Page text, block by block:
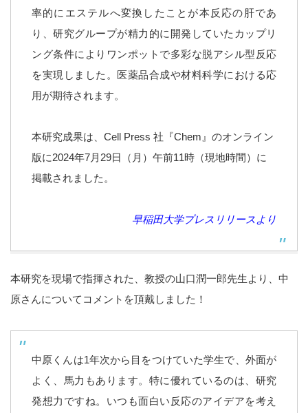
率的にエステルへ変換したことが本反応の肝であ
り、研究グループが精力的に開発していたカップリ
ング条件によりワンポットで多彩な脱アシル型反応
を実現しました。医薬品合成や材料科学における応
用が期待されます。
本研究成果は、Cell Press 社『Chem』のオンライン
版に2024年7月29日（月）午前11時（現地時間）に
掲載されました。
早稲田大学プレスリリースより
本研究を現場で指揮された、教授の山口潤一郎先生より、中
原さんについてコメントを頂戴しました！
中原くんは1年次から目をつけていた学生で、外面が
よく、馬力もあります。特に優れているのは、研究
発想力ですね。いつも面白い反応のアイデアを考え